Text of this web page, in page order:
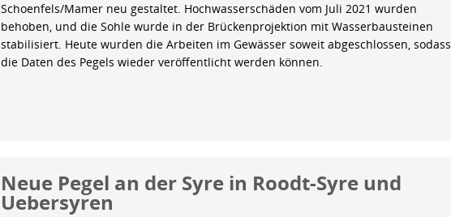
Schoenfels/Mamer neu gestaltet. Hochwasserschäden vom Juli 2021 wurden
behoben, und die Sohle wurde in der Brückenprojektion mit Wasserbausteinen
stabilisiert. Heute wurden die Arbeiten im Gewässer soweit abgeschlossen, sodass
die Daten des Pegels wieder veröffentlicht werden können.
Neue Pegel an der Syre in Roodt-Syre und
Uebersyren